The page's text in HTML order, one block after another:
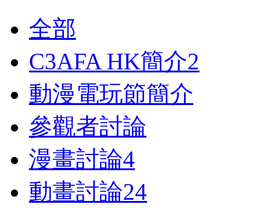
全部
C3AFA HK簡介2
動漫電玩節簡介
參觀者討論
漫畫討論4
動畫討論24